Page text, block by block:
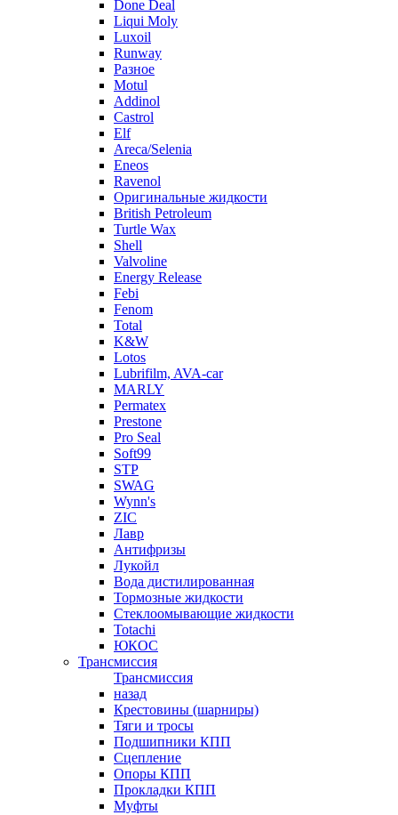
Done Deal
Liqui Moly
Luxoil
Runway
Разное
Motul
Addinol
Castrol
Elf
Areca/Selenia
Eneos
Ravenol
Оригинальные жидкости
British Petroleum
Turtle Wax
Shell
Valvoline
Energy Release
Febi
Fenom
Total
K&W
Lotos
Lubrifilm, AVA-car
MARLY
Permatex
Prestone
Pro Seal
Soft99
STP
SWAG
Wynn's
ZIC
Лавр
Антифризы
Лукойл
Вода дистилированная
Тормозные жидкости
Стеклоомывающие жидкости
Totachi
ЮКОС
Трансмиссия
Трансмиссия
назад
Крестовины (шарниры)
Тяги и тросы
Подшипники КПП
Сцепление
Опоры КПП
Прокладки КПП
Муфты